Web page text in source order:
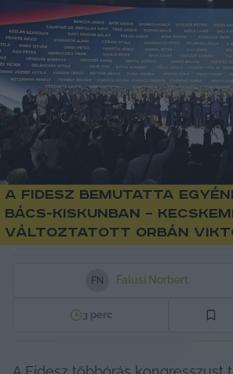
A Fidesz bemutatta
Bács-Kiskunban –
változtatott Orbán
FN Falusi Norbert
3 perc